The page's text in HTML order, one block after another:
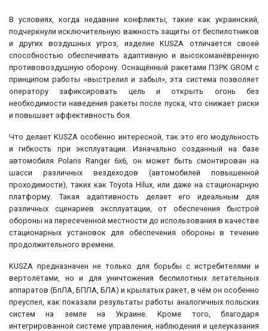
В условиях, когда недавние конфликты, такие как украинский,
подчеркнули исключительную важность защиты от беспилотников
и других воздушных угроз, изделие KUSZA отличается своей
способностью обеспечивать адаптивную и высокоманёвренную
противовоздушную оборону. Оснащённый ракетами ПЗРК GROM с
принципом работы «выстрелил и забыл», эта система позволяет
оператору зафиксировать цель и открыть огонь без
необходимости наведения ракеты после пуска, что снижает риски
и повышает эффективность боя.
Что делает KUSZA особенно интересной, так это его модульность
и гибкость при эксплуатации. Изначально созданный на базе
автомобиля Polaris Ranger 6x6, он может быть смонтирован на
шасси различных вездеходов (автомобилей повышенной
проходимости), таких как Toyota Hilux, или даже на стационарную
платформу. Такая адаптивность делает его идеальным для
различных сценариев эксплуатации, от обеспечения быстрой
обороны на пересеченной местности до использования в качестве
стационарных установок для обеспечения обороны в течение
продолжительного времени.
KUSZA предназначен не только для борьбы с истребителями и
вертолётами, но и для уничтожения беспилотных летательных
аппаратов (БпЛА, БПЛА, БЛА) и крылатых ракет, в чём он особенно
преуспел, как показали результаты работы аналогичных польских
систем на земле на Украине. Кроме того, благодаря
интегрированной системе управления, наблюдения и целеуказания